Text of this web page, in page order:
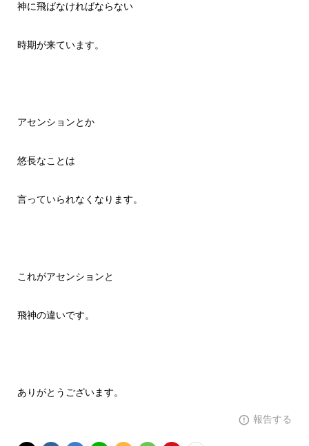
神に飛ばなければならない
時期が来ています。
アセンションとか
悠長なことは
言っていられなくなります。
これがアセンションと
飛神の違いです。
ありがとうございます。
報告する